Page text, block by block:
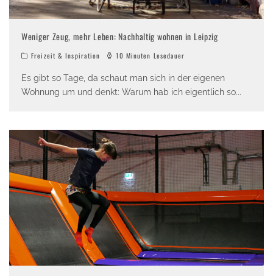
Weniger Zeug, mehr Leben: Nachhaltig wohnen in Leipzig
Freizeit & Inspiration 10 Minuten Lesedauer
Es gibt so Tage, da schaut man sich in der eigenen
Wohnung um und denkt: Warum hab ich eigentlich so...